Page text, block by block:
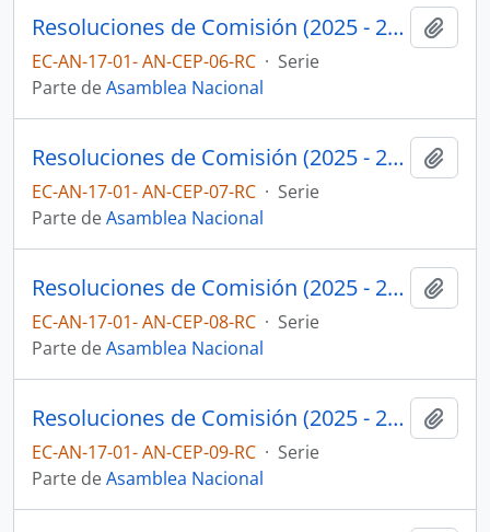
Resoluciones de Comisión (2025 - 2027)
EC-AN-17-01- AN-CEP-06-RC · Serie
Parte deAsamblea Nacional
Resoluciones de Comisión (2025 - 2027)
EC-AN-17-01- AN-CEP-07-RC · Serie
Parte deAsamblea Nacional
Resoluciones de Comisión (2025 - 2027)
EC-AN-17-01- AN-CEP-08-RC · Serie
Parte deAsamblea Nacional
Resoluciones de Comisión (2025 - 2027)
EC-AN-17-01- AN-CEP-09-RC · Serie
Parte deAsamblea Nacional